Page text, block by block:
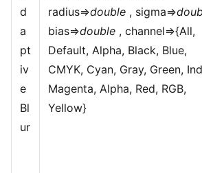
d
a
pt
iv
e
Bl
ur
radius=>double , sigma=>
bias=>double , channel=>{All,
Default, Alpha, Black, Blue,
CMYK, Cyan, Gray, Green,
Magenta, Alpha, Red, RGB,
Yellow}